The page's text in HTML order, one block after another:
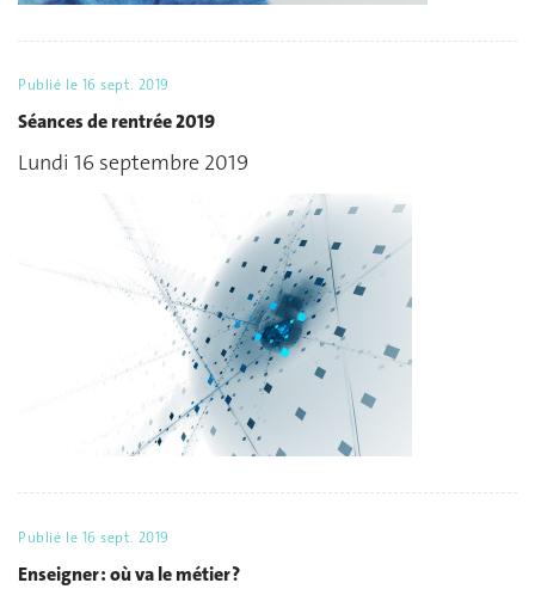
Publié le 16 sept. 2019
Séances de rentrée 2019
Lundi 16 septembre 2019
Publié le 16 sept. 2019
Enseigner : où va le métier ?